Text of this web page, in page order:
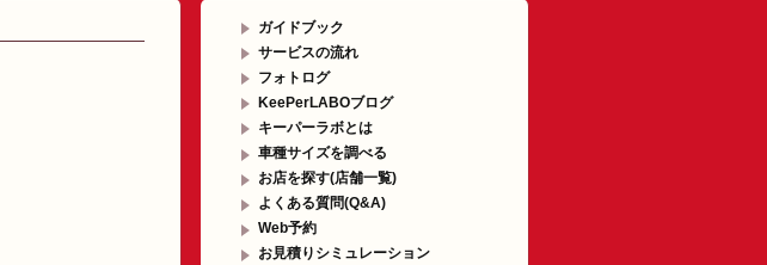
ガイドブック
サービスの流れ
フォトログ
KeePerLABOブログ
キーパーラボとは
車種サイズを調べる
お店を探す(店舗一覧)
よくある質問(Q&A)
Web予約
お見積りシミュレーション